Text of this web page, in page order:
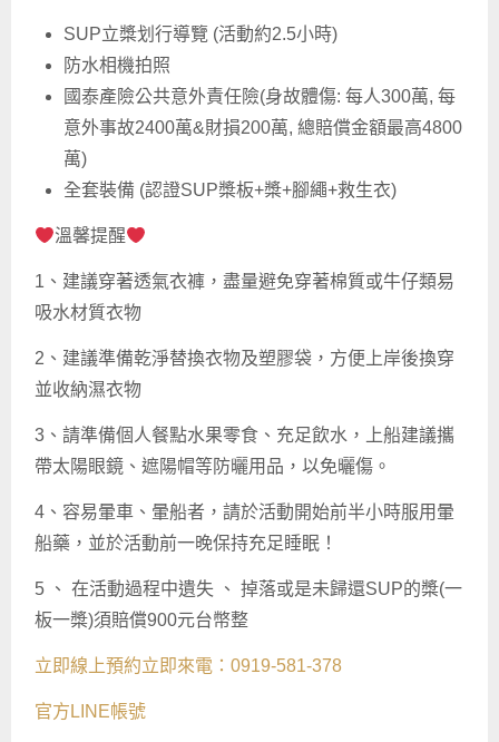
SUP立槳划行導覽 (活動約2.5小時)
防水相機拍照
國泰產險公共意外責任險(身故體傷: 每人300萬, 每
意外事故2400萬&財損200萬, 總賠償金額最高4800
萬)
全套裝備 (認證SUP槳板+槳+腳繩+救生衣)
溫馨提醒
1、建議穿著透氣衣褲，盡量避免穿著棉質或牛仔類易
吸水材質衣物
2、建議準備乾淨替換衣物及塑膠袋，方便上岸後換穿
並收納濕衣物
3、請準備個人餐點水果零食、充足飲水，上船建議攜
帶太陽眼鏡、遮陽帽等防曬用品，以免曬傷。
4、容易暈車、暈船者，請於活動開始前半小時服用暈
船藥，並於活動前一晚保持充足睡眠！
5 、 在活動過程中遺失 、 掉落或是未歸還SUP的槳(一
板一槳)須賠償900元台幣整
立即線上預約立即來電：0919-581-378
官方LINE帳號